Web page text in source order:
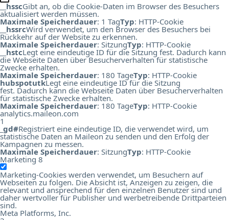
__hsscGibt an, ob die Cookie-Daten im Browser des Besuchers
aktualisiert werden müssen.
Maximale Speicherdauer: 1 TagTyp: HTTP-Cookie
__hssrcWird verwendet, um den Browser des Besuchers bei
Rückkehr auf der Website zu erkennen.
Maximale Speicherdauer: SitzungTyp: HTTP-Cookie
__hstcLegt eine eindeutige ID für die Sitzung fest. Dadurch kann
die Webseite Daten über Besucherverhalten für statistische
Zwecke erhalten.
Maximale Speicherdauer: 180 TageTyp: HTTP-Cookie
hubspotutkLegt eine eindeutige ID für die Sitzung
fest. Dadurch kann die Webseite Daten über Besucherverhalten
für statistische Zwecke erhalten.
Maximale Speicherdauer: 180 TageTyp: HTTP-Cookie
analytics.maileon.com
1
_gd#Registriert eine eindeutige ID, die verwendet wird, um
statistische Daten an Maileon zu senden und den Erfolg der
Kampagnen zu messen.
Maximale Speicherdauer: SitzungTyp: HTTP-Cookie
Marketing 8
Marketing-Cookies werden verwendet, um Besuchern auf
Webseiten zu folgen. Die Absicht ist, Anzeigen zu zeigen, die
relevant und ansprechend für den einzelnen Benutzer sind und
daher wertvoller für Publisher und werbetreibende Drittparteien
sind.
Meta Platforms, Inc.